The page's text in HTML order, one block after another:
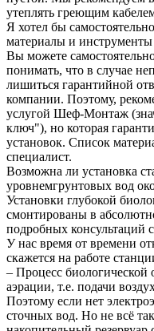
утеплять греющим
Я хотел бы
материалы и
Вы можете
понимать, что в случае
лишиться гарантийной
компании. Поэтому,
услугой Шеф-Монтаж
ключ"), но которая
установок. Список
специалист.
Возможна ли установка
уровнемгрунтовых вод
Установки глубокой
смонтированы в
подробных консультаций
У нас время от времени
скажется на работе
– Процесс биологической
аэрации, т.е. подачи
Поэтому если нет
сточных вод. Но не всё